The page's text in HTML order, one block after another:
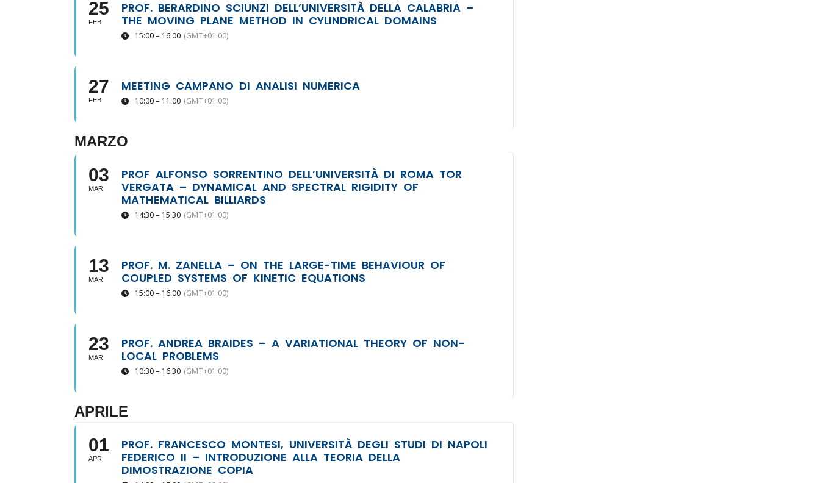
25
FEB
PROF. BERARDINO SCIUNZI DELL’UNIVERSITÀ DELLA CALABRIA –
THE MOVING PLANE METHOD IN CYLINDRICAL DOMAINS
15:00 – 16:00 (GMT+01:00)
27
FEB
MEETING CAMPANO DI ANALISI NUMERICA
10:00 – 11:00 (GMT+01:00)
MARZO
03
MAR
PROF ALFONSO SORRENTINO DELL’UNIVERSITÀ DI ROMA TOR
VERGATA – DYNAMICAL AND SPECTRAL RIGIDITY OF
MATHEMATICAL BILLIARDS
14:30 – 15:30 (GMT+01:00)
13
MAR
PROF. M. ZANELLA – ON THE LARGE-TIME BEHAVIOUR OF
COUPLED SYSTEMS OF KINETIC EQUATIONS
15:00 – 16:00 (GMT+01:00)
23
MAR
PROF. ANDREA BRAIDES – A VARIATIONAL THEORY OF NON-
LOCAL PROBLEMS
10:30 – 16:30 (GMT+01:00)
APRILE
01
APR
PROF. FRANCESCO MONTESI, UNIVERSITÀ DEGLI STUDI DI NAPOLI
FEDERICO II – INTRODUZIONE ALLA TEORIA DELLA
DIMOSTRAZIONE COPIA